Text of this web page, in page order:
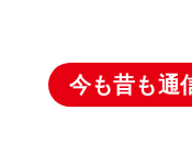
今も昔も通